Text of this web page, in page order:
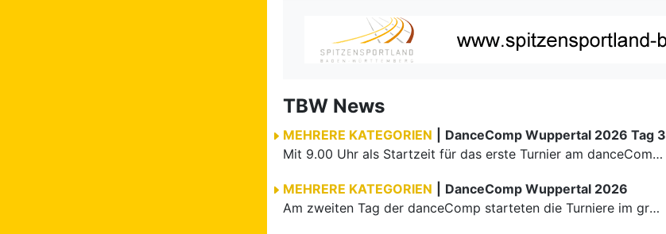
TBW News
MEHRERE KATEGORIEN
DanceComp Wuppertal 2026 Tag 3
Mit 9.00 Uhr als Startzeit für das erste Turnier am danceComp-Samstag war eine Teilnahme bei vielen Paaren einem sehr frühen Aufstehen verbunden. Ein motiviertes Team in der Turnierleitung sowie höchst…
MEHRERE KATEGORIEN
DanceComp Wuppertal 2026
Am zweiten Tag der danceComp starteten die Turniere im großen Saal. Den Auftakt machte das größte Feld des Wochenendes: Im WDSF Open Senior III Standard gingen 141 Paare aufs Parkett.